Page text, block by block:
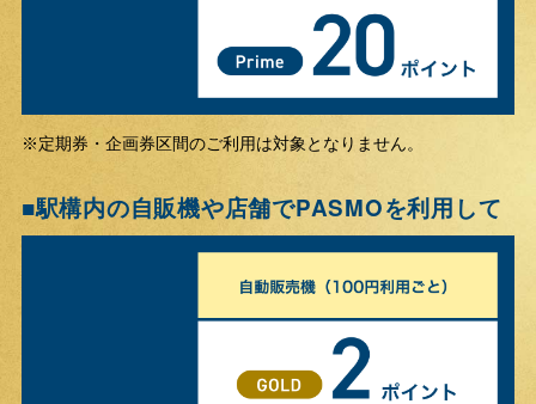
※定期券・企画券区間のご利用は対象となりません。
■駅構内の自販機や店舗でPASMOを利用して